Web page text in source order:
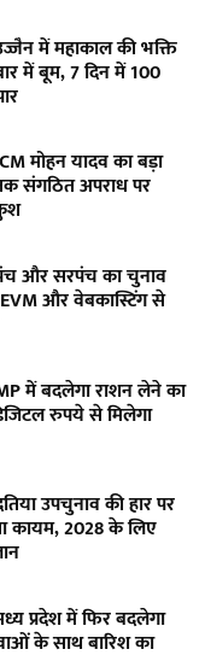
में महाकाल की भक्ति
में बूम, 7 दिन में 100
मोहन यादव का बड़ा
संगठित अपराध पर
और सरपंच का चुनाव
EVM और वेबकास्टिंग से
में बदलेगा राशन लेने का
रुपये से मिलेगा
उपचुनाव की हार पर
कायम, 2028 के लिए
प्रदेश में फिर बदलेगा
के साथ बारिश का